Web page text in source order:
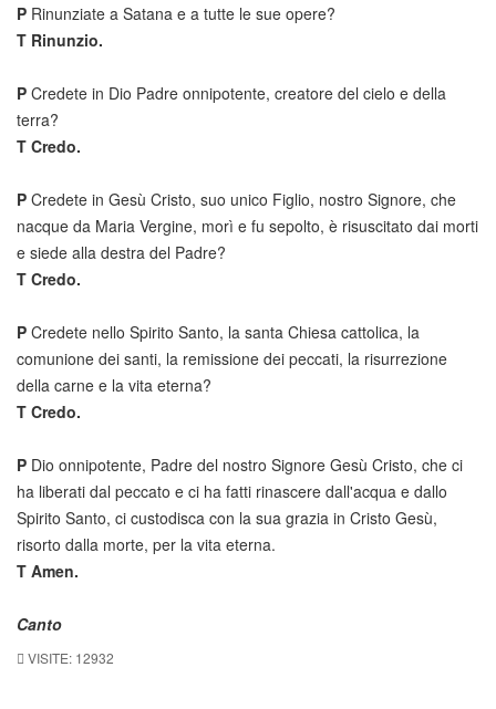
P Rinunziate a Satana e a tutte le sue opere?
T Rinunzio.
P Credete in Dio Padre onnipotente, creatore del cielo e della
terra?
T Credo.
P Credete in Gesù Cristo, suo unico Figlio, nostro Signore, che
nacque da Maria Vergine, morì e fu sepolto, è risuscitato dai morti
e siede alla destra del Padre?
T Credo.
P Credete nello Spirito Santo, la santa Chiesa cattolica, la
comunione dei santi, la remissione dei peccati, la risurrezione
della carne e la vita eterna?
T Credo.
P Dio onnipotente, Padre del nostro Signore Gesù Cristo, che ci
ha liberati dal peccato e ci ha fatti rinascere dall'acqua e dallo
Spirito Santo, ci custodisca con la sua grazia in Cristo Gesù,
risorto dalla morte, per la vita eterna.
T Amen.
Canto
VISITE: 12932